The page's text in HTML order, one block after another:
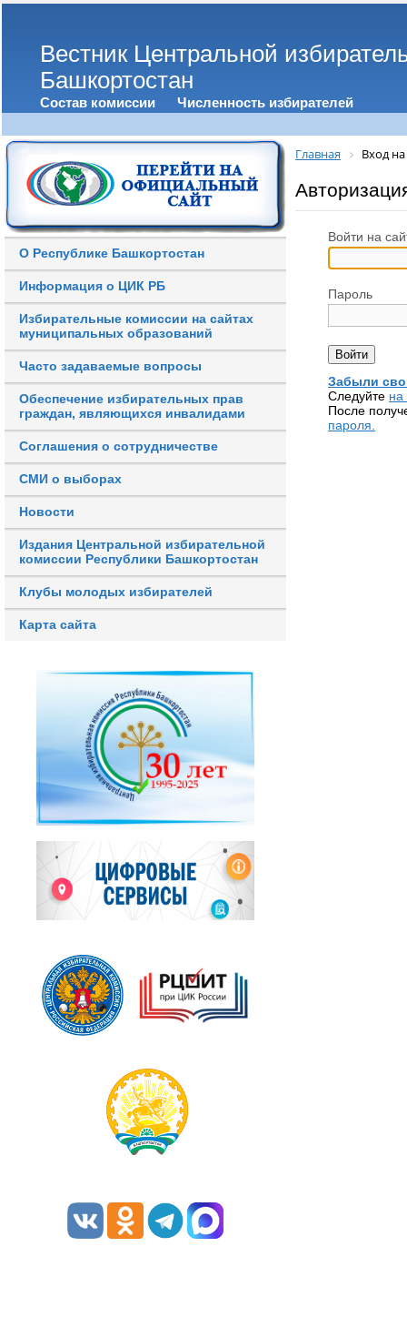
Вестник Центральной
Башкортостан
Состав комиссии Численность избирателей
О Республике Башкортостан
Информация о ЦИК РБ
Избирательные комиссии на сайтах
муниципальных образований
Часто задаваемые вопросы
Обеспечение избирательных прав
граждан, являющихся инвалидами
Соглашения о сотрудничестве
СМИ о выборах
Новости
Издания Центральной избирательной
комиссии Республики Башкортостан
Клубы молодых избирателей
Карта сайта
Главная Вход на
Войти на
Пароль
Забыли
Следуйте на
После
пароля.